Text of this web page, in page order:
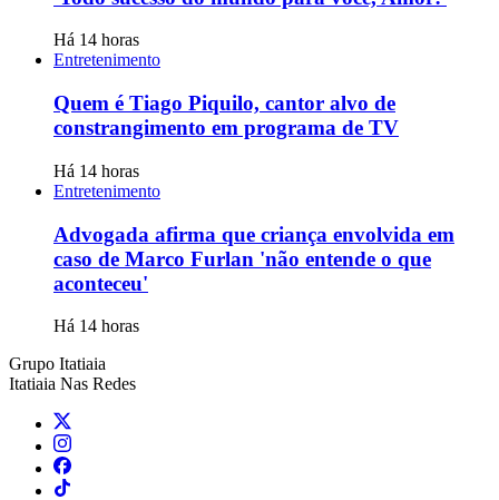
Há 14 horas
Entretenimento
Quem é Tiago Piquilo, cantor alvo de
constrangimento em programa de TV
Há 14 horas
Entretenimento
Advogada afirma que criança envolvida em
caso de Marco Furlan 'não entende o que
aconteceu'
Há 14 horas
Grupo Itatiaia
Itatiaia Nas Redes